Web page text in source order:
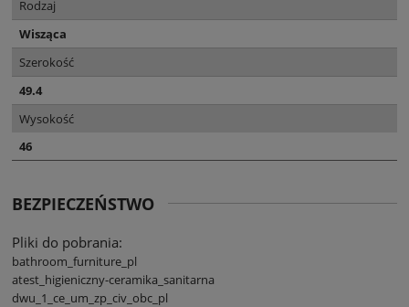
Rodzaj
Wisząca
Szerokość
49.4
Wysokość
46
BEZPIECZEŃSTWO
Pliki do pobrania:
bathroom_furniture_pl
atest_higieniczny-ceramika_sanitarna
dwu_1_ce_um_zp_civ_obc_pl